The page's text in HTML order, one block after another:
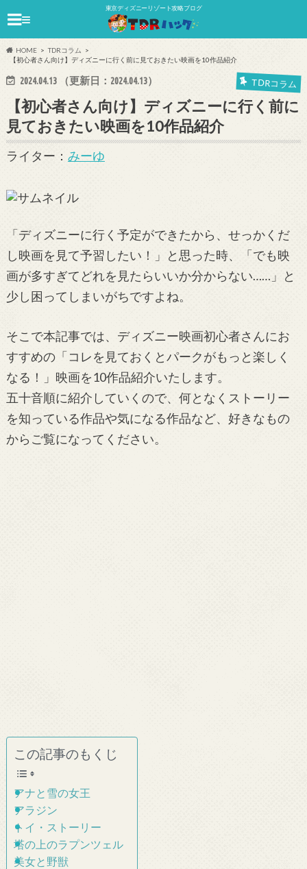
東京ディズニーリゾート攻略ブログ
≡
HOME
TDRコラム
【初心者さん向け】ディズニーに行く前に見ておきたい映画を10作品紹介
2024.04.13（更新日： 2024.04.13） TDRコラム
【初心者さん向け】ディズニーに行く前に
見ておきたい映画を10作品紹介
ライター： みーゆ
「ディズニーに行く予定ができたから、せっかくだ
し映画を見て予習したい！」と思った時、「でも映
画が多すぎてどれを見たらいいか分からない……」と
少し困ってしまいがちですよね。
そこで本記事では、ディズニー映画初心者さんにお
すすめの「コレを見ておくとパークがもっと楽しく
なる！」映画を10作品紹介いたします。
五十音順に紹介していくので、何となくストーリー
を知っている作品や気になる作品など、好きなもの
からご覧になってください。
この記事のもくじ
アナと雪の女王
アラジン
トイ・ストーリー
塔の上のラプンツェル
美女と野獣